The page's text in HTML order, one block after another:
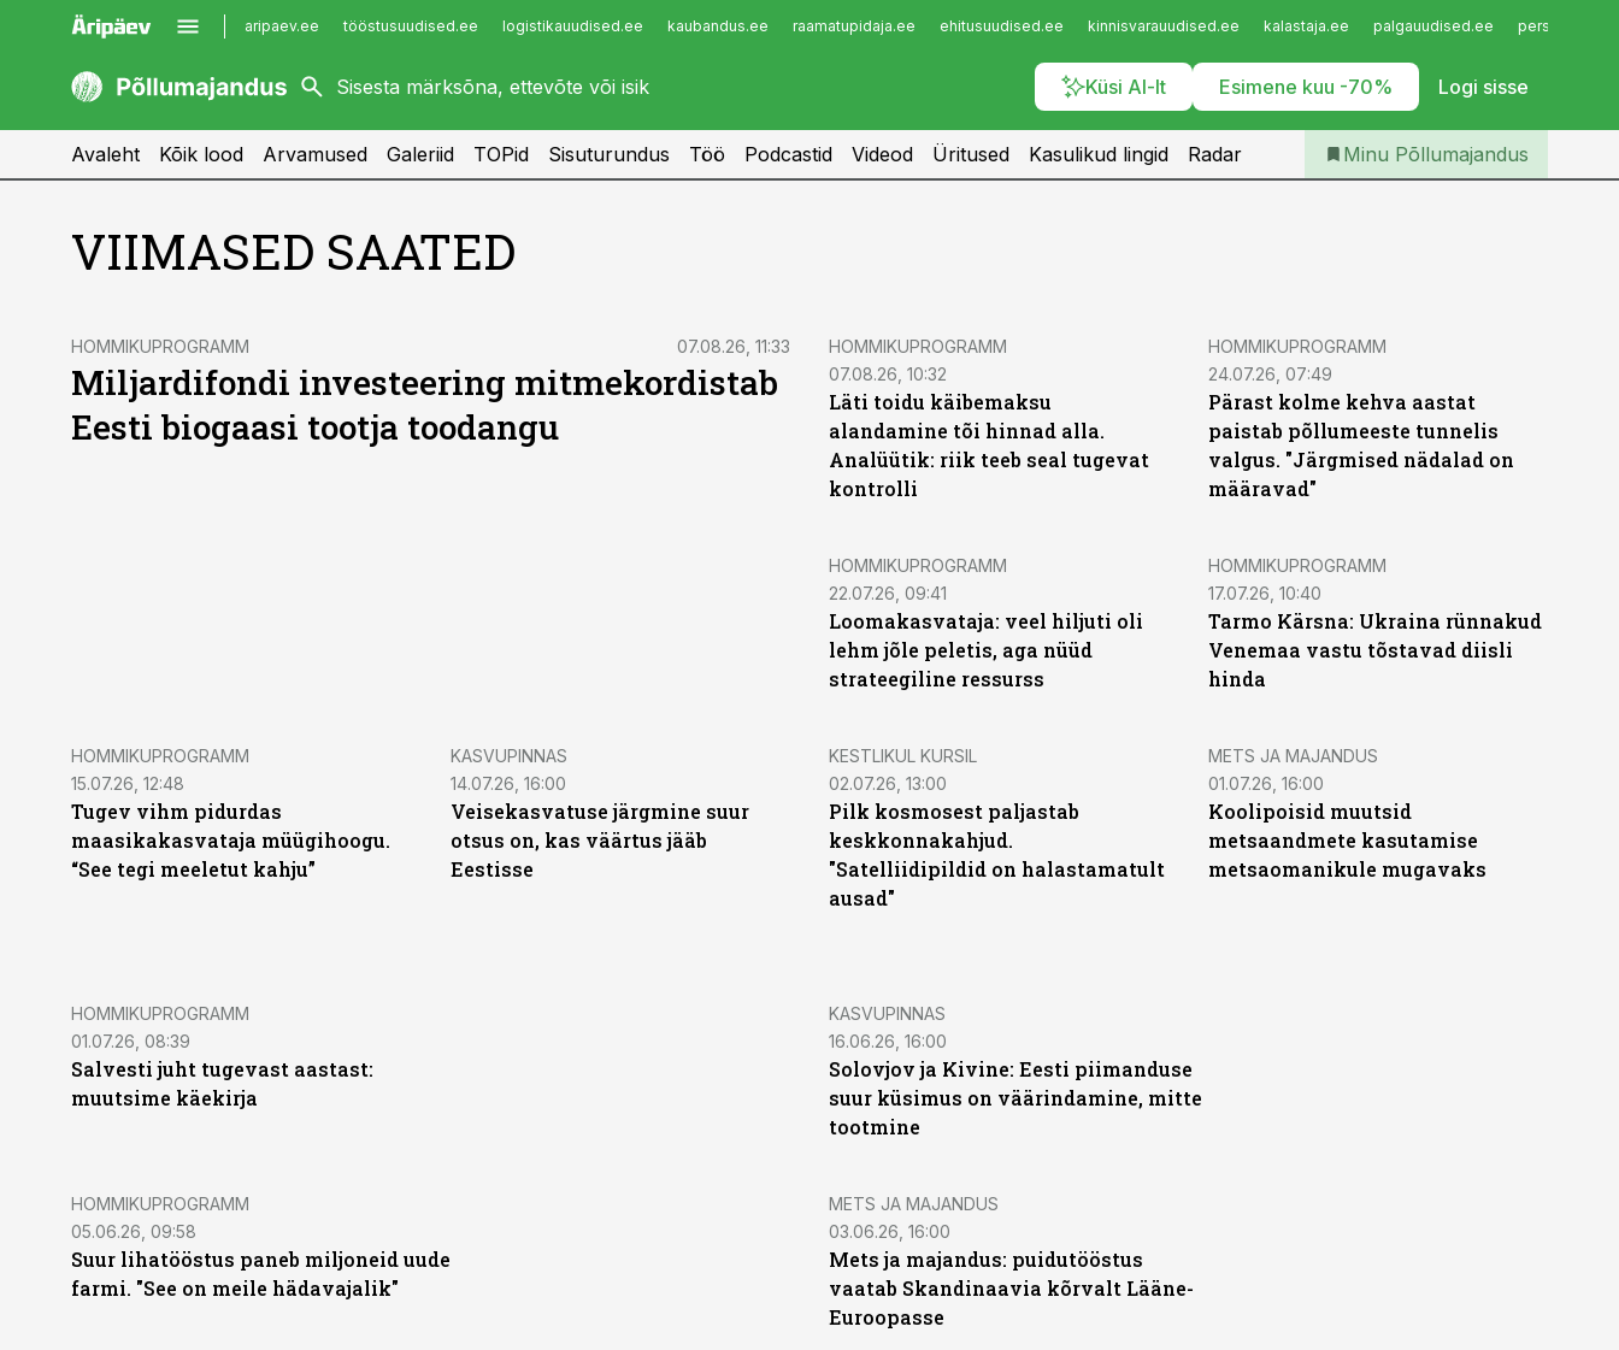
aripaev.ee tööstusuudised.ee logistikauudised.ee kaubandus.ee raamatupidaja.ee ehitusuudised.ee kinnisvarauudised.ee kalastaja.ee palgauudised.ee
Küsi AI-lt Esimene kuu -70% Logi sisse
kaubandus.ee
kinnisvarauudised.ee
imelineajalugu.ee
Infopank
Iseteenindus
Telli Põllumajandus
Avaleht Kõik lood Arvamused Galeriid TOPid Sisuturundus Töö Podcastid Videod Üritused Kasulikud lingid Radar Minu Põllumajandus
VIIMASED SAATED
HOMMIKUPROGRAMM 07.08.26, 11:33
Miljardifondi investeering mitmekordistab
Eesti biogaasi tootja toodangu
HOMMIKUPROGRAMM
07.08.26, 10:32
Läti toidu käibemaksu
alandamine tõi hinnad alla.
Analüütik: riik teeb seal tugevat
kontrolli
HOMMIKUPROGRAMM
24.07.26, 07:49
Pärast kolme kehva aastat
paistab põllumeeste tunnelis
valgus. "Järgmised nädalad on
määravad"
HOMMIKUPROGRAMM
22.07.26, 09:41
Loomakasvataja: veel hiljuti oli
lehm jõle peletis, aga nüüd
strateegiline ressurss
HOMMIKUPROGRAMM
17.07.26, 10:40
Tarmo Kärsna: Ukraina rünnakud
Venemaa vastu tõstavad diisli
hinda
HOMMIKUPROGRAMM
15.07.26, 12:48
Tugev vihm pidurdas
maasikakasvataja müügihoogu.
“See tegi meeletut kahju”
KASVUPINNAS
14.07.26, 16:00
Veisekasvatuse järgmine suur
otsus on, kas väärtus jääb
Eestisse
KESTLIKUL KURSIL
02.07.26, 13:00
Pilk kosmosest paljastab
keskkonnakahjud.
"Satelliidipildid on halastamatult
ausad"
METS JA MAJANDUS
01.07.26, 16:00
Koolipoisid muutsid
metsaandmete kasutamise
metsaomanikule mugavaks
HOMMIKUPROGRAMM
01.07.26, 08:39
Salvesti juht tugevast aastast:
muutsime käekirja
KASVUPINNAS
16.06.26, 16:00
Solovjov ja Kivine: Eesti piimanduse
suur küsimus on väärindamine, mitte
tootmine
HOMMIKUPROGRAMM
05.06.26, 09:58
Suur lihatööstus paneb miljoneid uude
farmi. "See on meile hädavajalik"
METS JA MAJANDUS
03.06.26, 16:00
Mets ja majandus: puidutööstus
vaatab Skandinaavia kõrvalt Lääne-
Euroopasse